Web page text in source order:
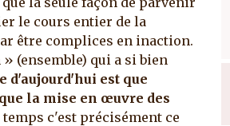
le cours entier de la
être complices en inaction.
(ensemble) qui a si bien
d'aujourd'hui est que
la mise en œuvre des
temps c'est précisément ce